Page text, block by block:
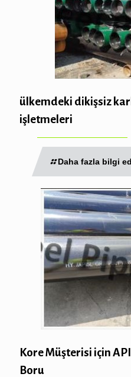
ülkemdeki dikişsiz
işletmeleri
Daha fazla bilgi
Kore Müşterisi için
Boru